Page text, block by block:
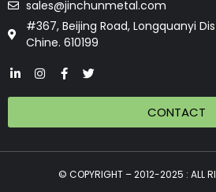
sales@jinchunmetal.com
#367, Beijing Road, Longquanyi
Chine. 610199
CONTACT
© COPYRIGHT – 2012-2025 : ALL